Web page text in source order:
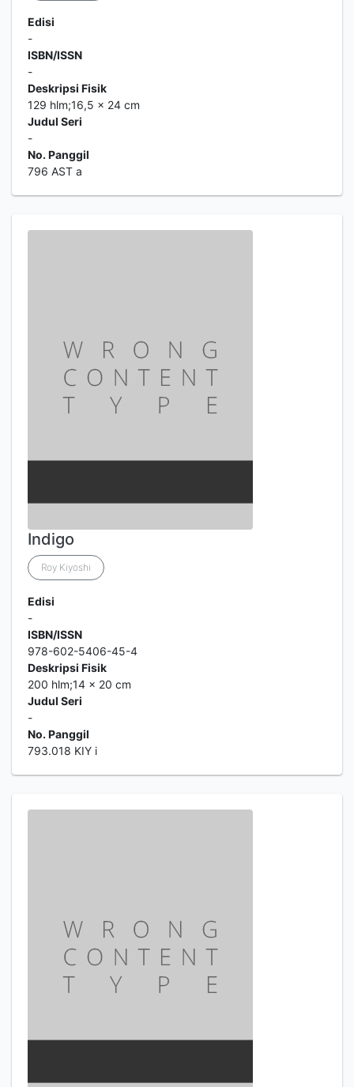
Edisi
-
ISBN/ISSN
-
Deskripsi Fisik
129 hlm;16,5 x 24 cm
Judul Seri
-
No. Panggil
796 AST a
Indigo
Roy Kiyoshi
Edisi
-
ISBN/ISSN
978-602-5406-45-4
Deskripsi Fisik
200 hlm;14 x 20 cm
Judul Seri
-
No. Panggil
793.018 KIY i